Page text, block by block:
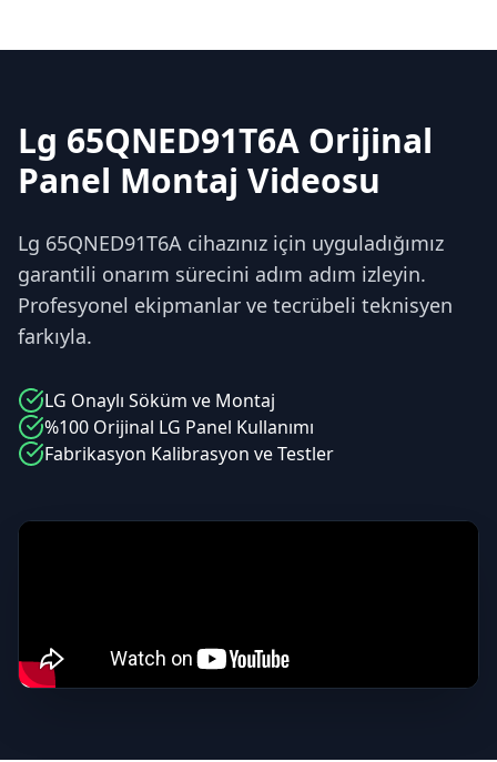
Lg 65QNED91T6A Orijinal
Panel Montaj Videosu
Lg 65QNED91T6A cihazınız için uyguladığımız
garantili onarım sürecini adım adım izleyin.
Profesyonel ekipmanlar ve tecrübeli teknisyen
farkıyla.
LG Onaylı Söküm ve Montaj
%100 Orijinal LG Panel Kullanımı
Fabrikasyon Kalibrasyon ve Testler